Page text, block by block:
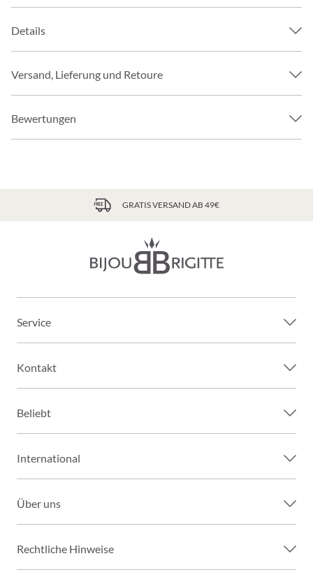
Details
Versand, Lieferung und Retoure
Bewertungen
GRATIS VERSAND AB 49€
Service
Kontakt
Beliebt
International
Über uns
Rechtliche Hinweise